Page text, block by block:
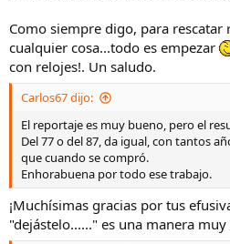
Como siempre digo, para rescatar
cualquier cosa...todo es empezar
con relojes!. Un saludo.
Carlos67 dijo:
El reportaje es muy bueno, pero el
Del 77 o del 87, da igual, con tantos
que cuando se compró.
Enhorabuena por todo ese trabajo.
¡Muchísimas gracias por tus
"dejástelo......" es una manera